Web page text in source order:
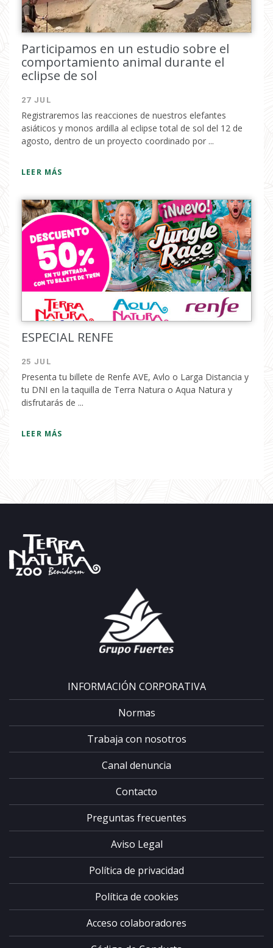
Participamos en un estudio sobre el
comportamiento animal durante el
eclipse de sol
27 JUL
Registraremos las reacciones de nuestros elefantes
asiáticos y monos ardilla al eclipse total de sol del 12 de
agosto, dentro de un proyecto coordinado por ...
LEER MÁS
ESPECIAL RENFE
25 JUL
Presenta tu billete de Renfe AVE, Avlo o Larga Distancia y
tu DNI en la taquilla de Terra Natura o Aqua Natura y
disfrutarás de ...
LEER MÁS
INFORMACIÓN CORPORATIVA
Normas
Trabaja con nosotros
Canal denuncia
Contacto
Preguntas frecuentes
Aviso Legal
Política de privacidad
Política de cookies
Acceso colaboradores